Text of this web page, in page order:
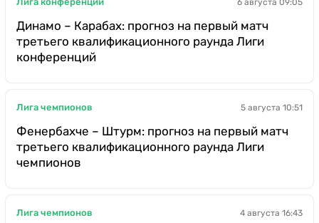
Динамо – Карабах: прогноз на первый матч
третьего квалификационного раунда Лиги
конференций
Лига чемпионов 5 августа 10:51
Фенербахче – Штурм: прогноз на первый матч
третьего квалификационного раунда Лиги
чемпионов
Лига чемпионов 4 августа 16:43